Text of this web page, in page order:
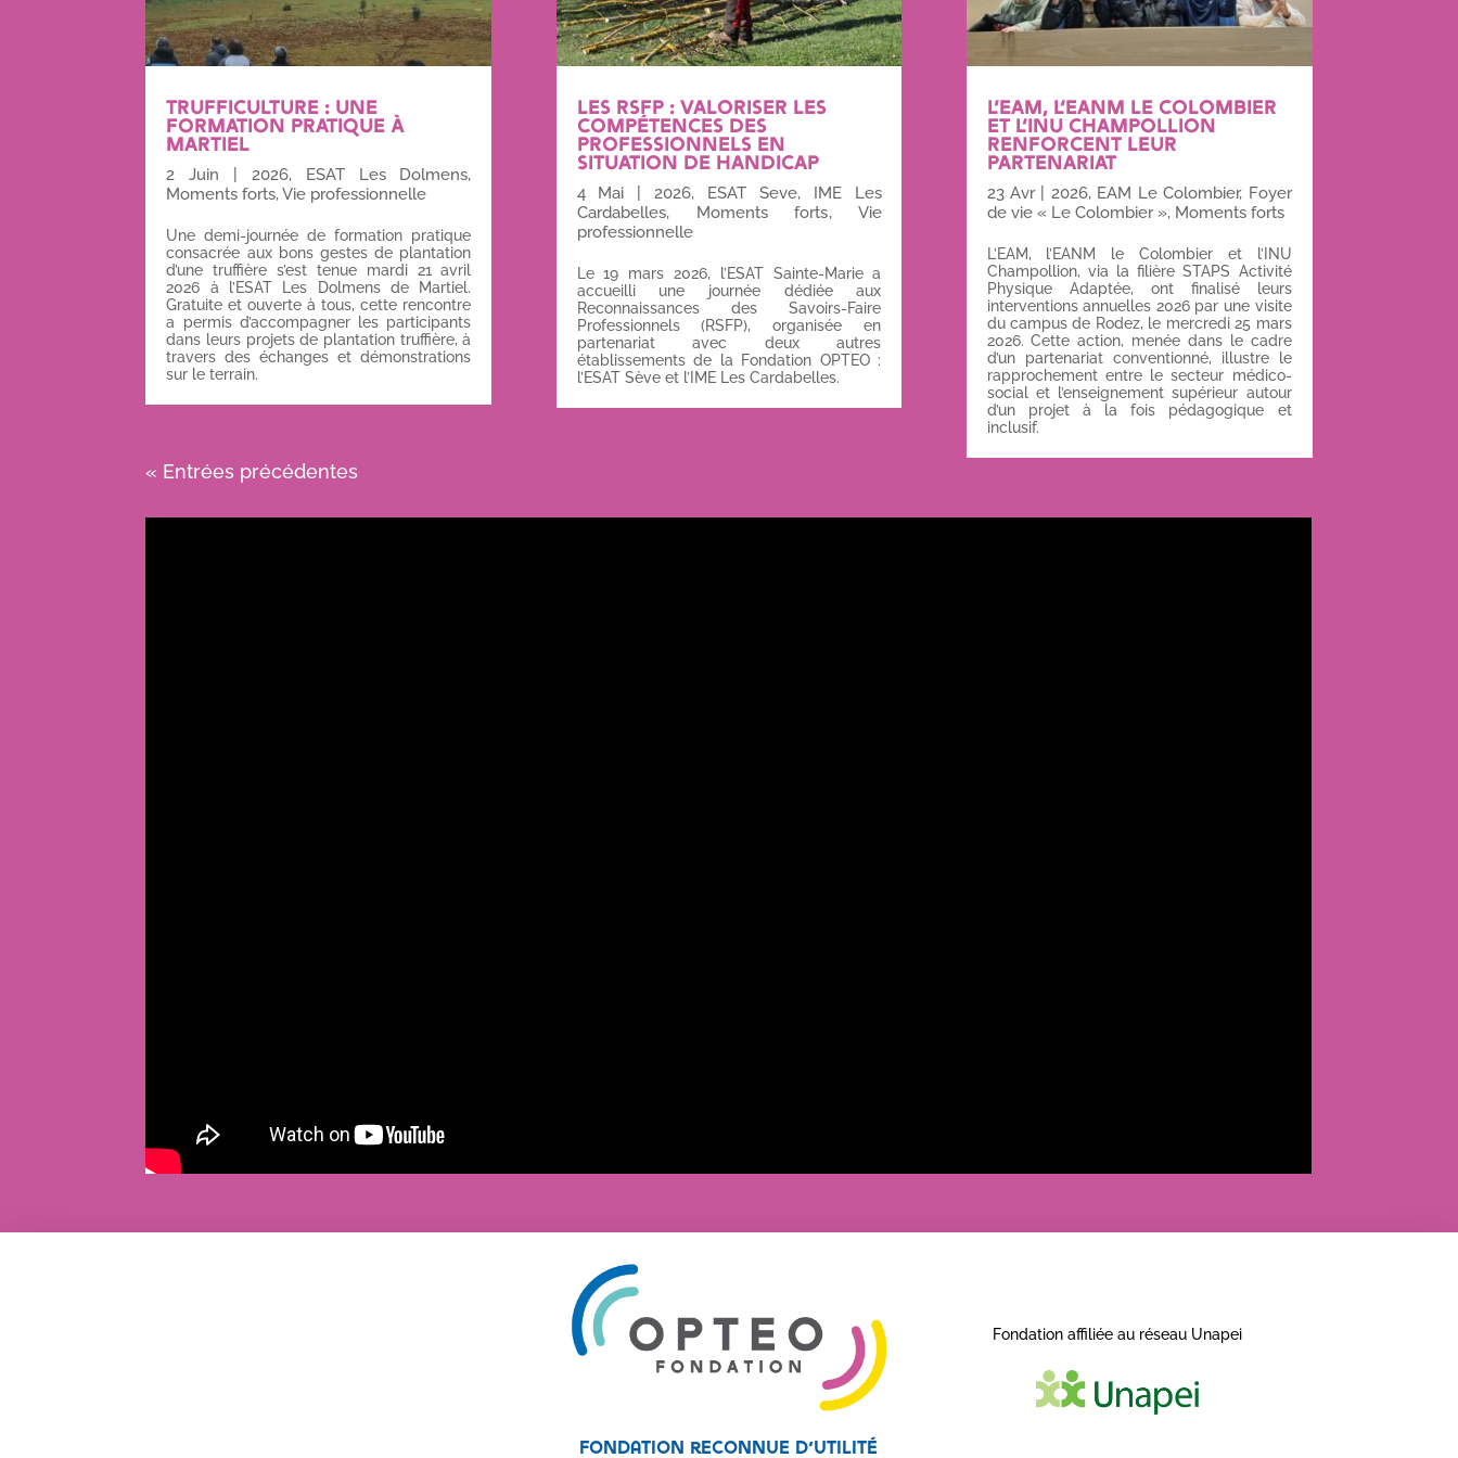
TRUFFICULTURE : UNE
FORMATION PRATIQUE À
MARTIEL
2 Juin 2026, ESAT Les Dolmens,
Moments forts,Vie professionnelle
Une demi-journée de formation pratique
consacrée aux bons gestes de plantation
d’une truffière s’est tenue mardi 21 avril
2026 à l’ESAT Les Dolmens de Martiel.
Gratuite et ouverte à tous, cette rencontre
a permis d’accompagner les participants
dans leurs projets de plantation truffière, à
travers des échanges et démonstrations
sur le terrain.
LES RSFP : VALORISER LES
COMPÉTENCES DES
PROFESSIONNELS EN
SITUATION DE HANDICAP
4 Mai |2026, ESAT Seve, IME Les
Cardabelles, Moments forts, Vie
professionnelle
Le 19 mars 2026, l’ESAT Sainte-Marie a
accueilli une journée dédiée aux
Reconnaissances des Savoirs-Faire
Professionnels (RSFP), organisée en
partenariat avec deux autres
établissements de la Fondation OPTEO :
l’ESAT Sève et l’IME Les Cardabelles.
L’EAM, L’EANM LE COLOMBIER
ET L’INU CHAMPOLLION
RENFORCENT LEUR
PARTENARIAT
23 Avr| 2026, EAM Le Colombier, Foyer
de vie « Le Colombier », Moments forts
L’EAM, l’EANM le Colombier et l’INU
Champollion, via la filière STAPS Activité
Physique Adaptée, ont finalisé leurs
interventions annuelles 2026 par une visite
du campus de Rodez, le mercredi 25 mars
2026. Cette action, menée dans le cadre
d’un partenariat conventionné, illustre le
rapprochement entre le secteur médico-
social et l’enseignement supérieur autour
d’un projet à la fois pédagogique et
inclusif.
« Entrées précédentes
Fondation reconnue d’utilité
Fondation affiliée au réseau Unapei